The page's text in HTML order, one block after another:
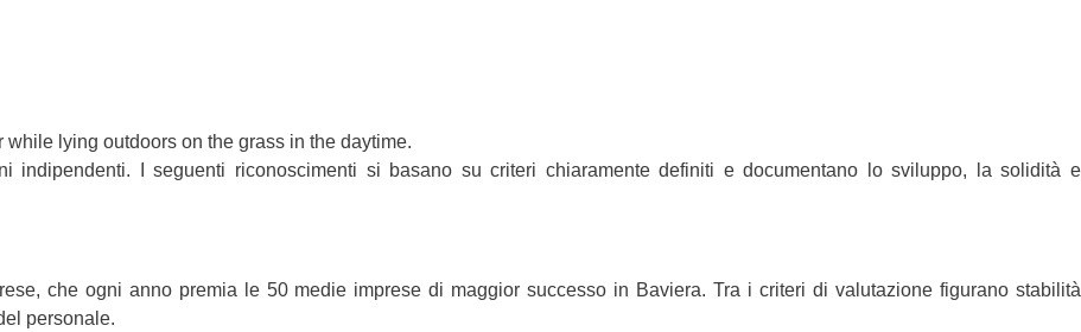
indipendenti. I seguenti riconoscimenti si basano su criteri chiaramente definiti e documentano lo sviluppo, la solidità e
che ogni anno premia le 50 medie imprese di maggior successo in Baviera. Tra i criteri di valutazione figurano stabilità
personale.